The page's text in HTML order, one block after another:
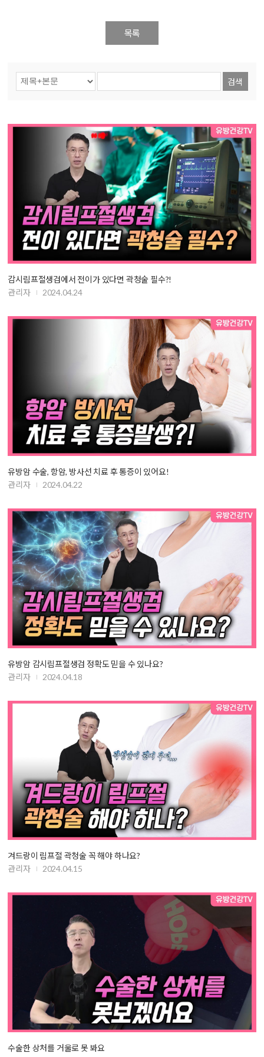
목록
검색
감시림프절생검에서 전이가 있다면 곽청술 필수?!
관리자
2024.04.24
유방암 수술, 항암, 방사선 치료 후 통증이 있어요!
관리자
2024.04.22
유방암 감시림프절생검 정확도 믿을 수 있나요?
관리자
2024.04.18
겨드랑이 림프절 곽청술 꼭 해야 하나요?
관리자
2024.04.15
수술한 상처를 거울로 못 봐요